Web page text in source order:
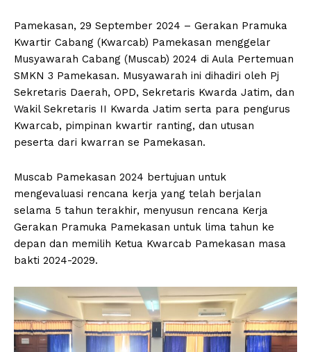
Pamekasan, 29 September 2024 – Gerakan Pramuka
Kwartir Cabang (Kwarcab) Pamekasan menggelar
Musyawarah Cabang (Muscab) 2024 di Aula Pertemuan
SMKN 3 Pamekasan. Musyawarah ini dihadiri oleh Pj
Sekretaris Daerah, OPD, Sekretaris Kwarda Jatim, dan
Wakil Sekretaris II Kwarda Jatim serta para pengurus
Kwarcab, pimpinan kwartir ranting, dan utusan
peserta dari kwarran se Pamekasan.
Muscab Pamekasan 2024 bertujuan untuk
mengevaluasi rencana kerja yang telah berjalan
selama 5 tahun terakhir, menyusun rencana Kerja
Gerakan Pramuka Pamekasan untuk lima tahun ke
depan dan memilih Ketua Kwarcab Pamekasan masa
bakti 2024-2029.